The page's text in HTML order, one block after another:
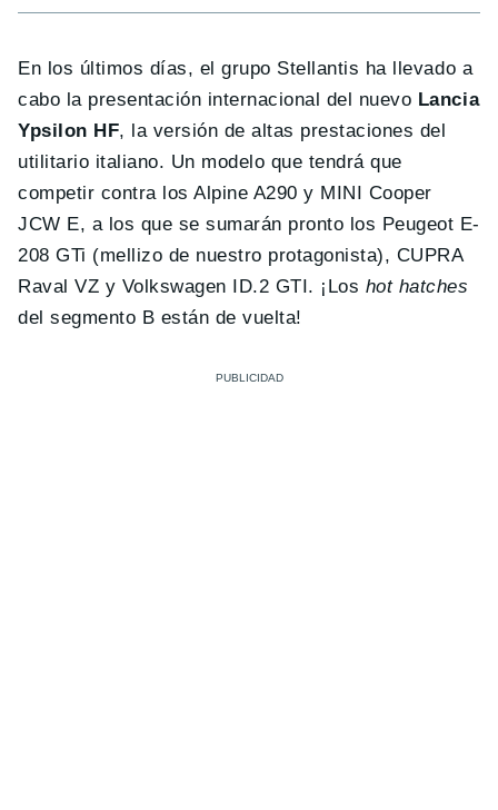
En los últimos días, el grupo Stellantis ha llevado a
cabo la presentación internacional del nuevo Lancia
Ypsilon HF, la versión de altas prestaciones del
utilitario italiano. Un modelo que tendrá que
competir contra los Alpine A290 y MINI Cooper
JCW E, a los que se sumarán pronto los Peugeot E-
208 GTi (mellizo de nuestro protagonista), CUPRA
Raval VZ y Volkswagen ID.2 GTI. ¡Los hot hatches
del segmento B están de vuelta!